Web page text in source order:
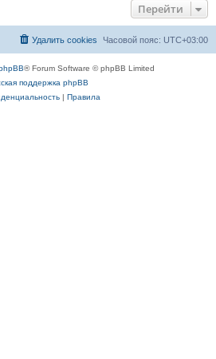
Перейти
Часовой пояс: UTC+03:00
Удалить cookies
® Forum Software © phpBB Limited
поддержка phpBB
| Правила